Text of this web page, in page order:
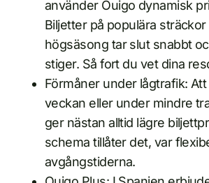
använder Ouigo dynamisk
Biljetter på populära
högsäsong tar slut snabbt
stiger. Så fort du vet dina
Förmåner under lågtrafik:
veckan eller under mindre
ger nästan alltid lägre
schema tillåter det, var
avgångstiderna.